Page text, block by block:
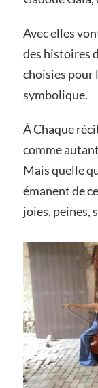
Avec elles
des histoires
choisies pour
symbolique.
À Chaque
comme
Mais quelle
émanent de
joies, peines,